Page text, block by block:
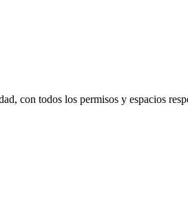
con todos los permisos y espacios